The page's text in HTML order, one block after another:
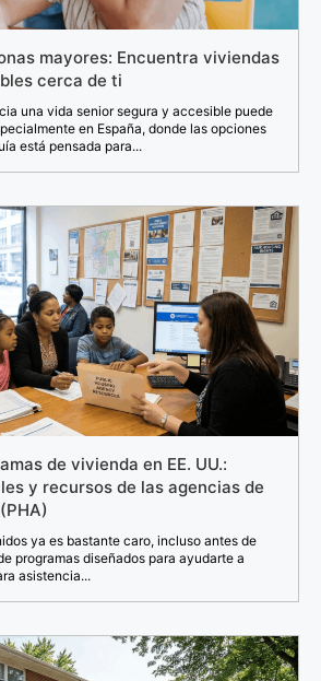
mayores: Encuentra viviendas
cerca de ti
una vida senior segura y accesible puede
en España, donde las opciones
está pensada para...
de vivienda en EE. UU.:
y recursos de las agencias de
ya es bastante caro, incluso antes de
programas diseñados para ayudarte a
asistencia...